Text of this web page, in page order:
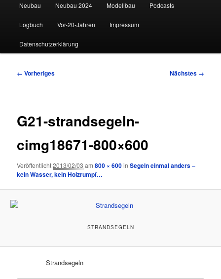
Inhalt
springen
Neubau Neubau 2024 Modellbau Podcasts
Logbuch Vor-20-Jahren Impressum
Datenschutzerklärung
Bilder-
← Vorheriges Nächstes →
G21-strandsegeln-
cimg18671-800×600
Veröffentlicht2013/02/03 am800 × 600inSegeln einmal anders –
kein Wasser, kein Holzrumpf…
STRANDSEGELN
Strandsegeln